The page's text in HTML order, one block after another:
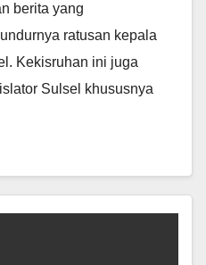
berita yang
ratusan kepala
Kekisruhan ini juga
Sulsel khususnya